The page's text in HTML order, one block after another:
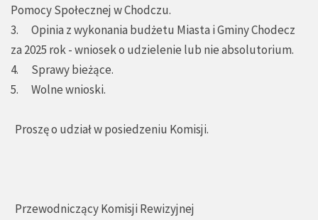
Pomocy Społecznej w Chodczu.
3. Opinia z wykonania budżetu Miasta i Gminy Chodecz
za 2025 rok - wniosek o udzielenie lub nie absolutorium.
4. Sprawy bieżące.
5. Wolne wnioski.
Proszę o udział w posiedzeniu Komisji.
Przewodniczący Komisji Rewizyjnej